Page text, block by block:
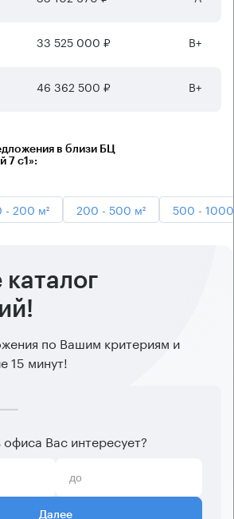
33 525 000 ₽ B+
46 362 500 ₽ B+
в близи БЦ
7 с1»:
- 200 м² 200 - 500 м² 500 -
по Вашим критериям и
15 минут!
Вас интересует?
Далее